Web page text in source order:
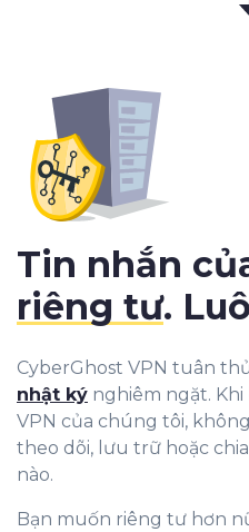
CyberGhost VPN tuân
nhật ký nghiêm ngặt.
VPN của chúng tôi,
theo dõi, lưu trữ hoặc
nào.
Bạn muốn riêng tư hơn
Tin nhắn
riêng tư.